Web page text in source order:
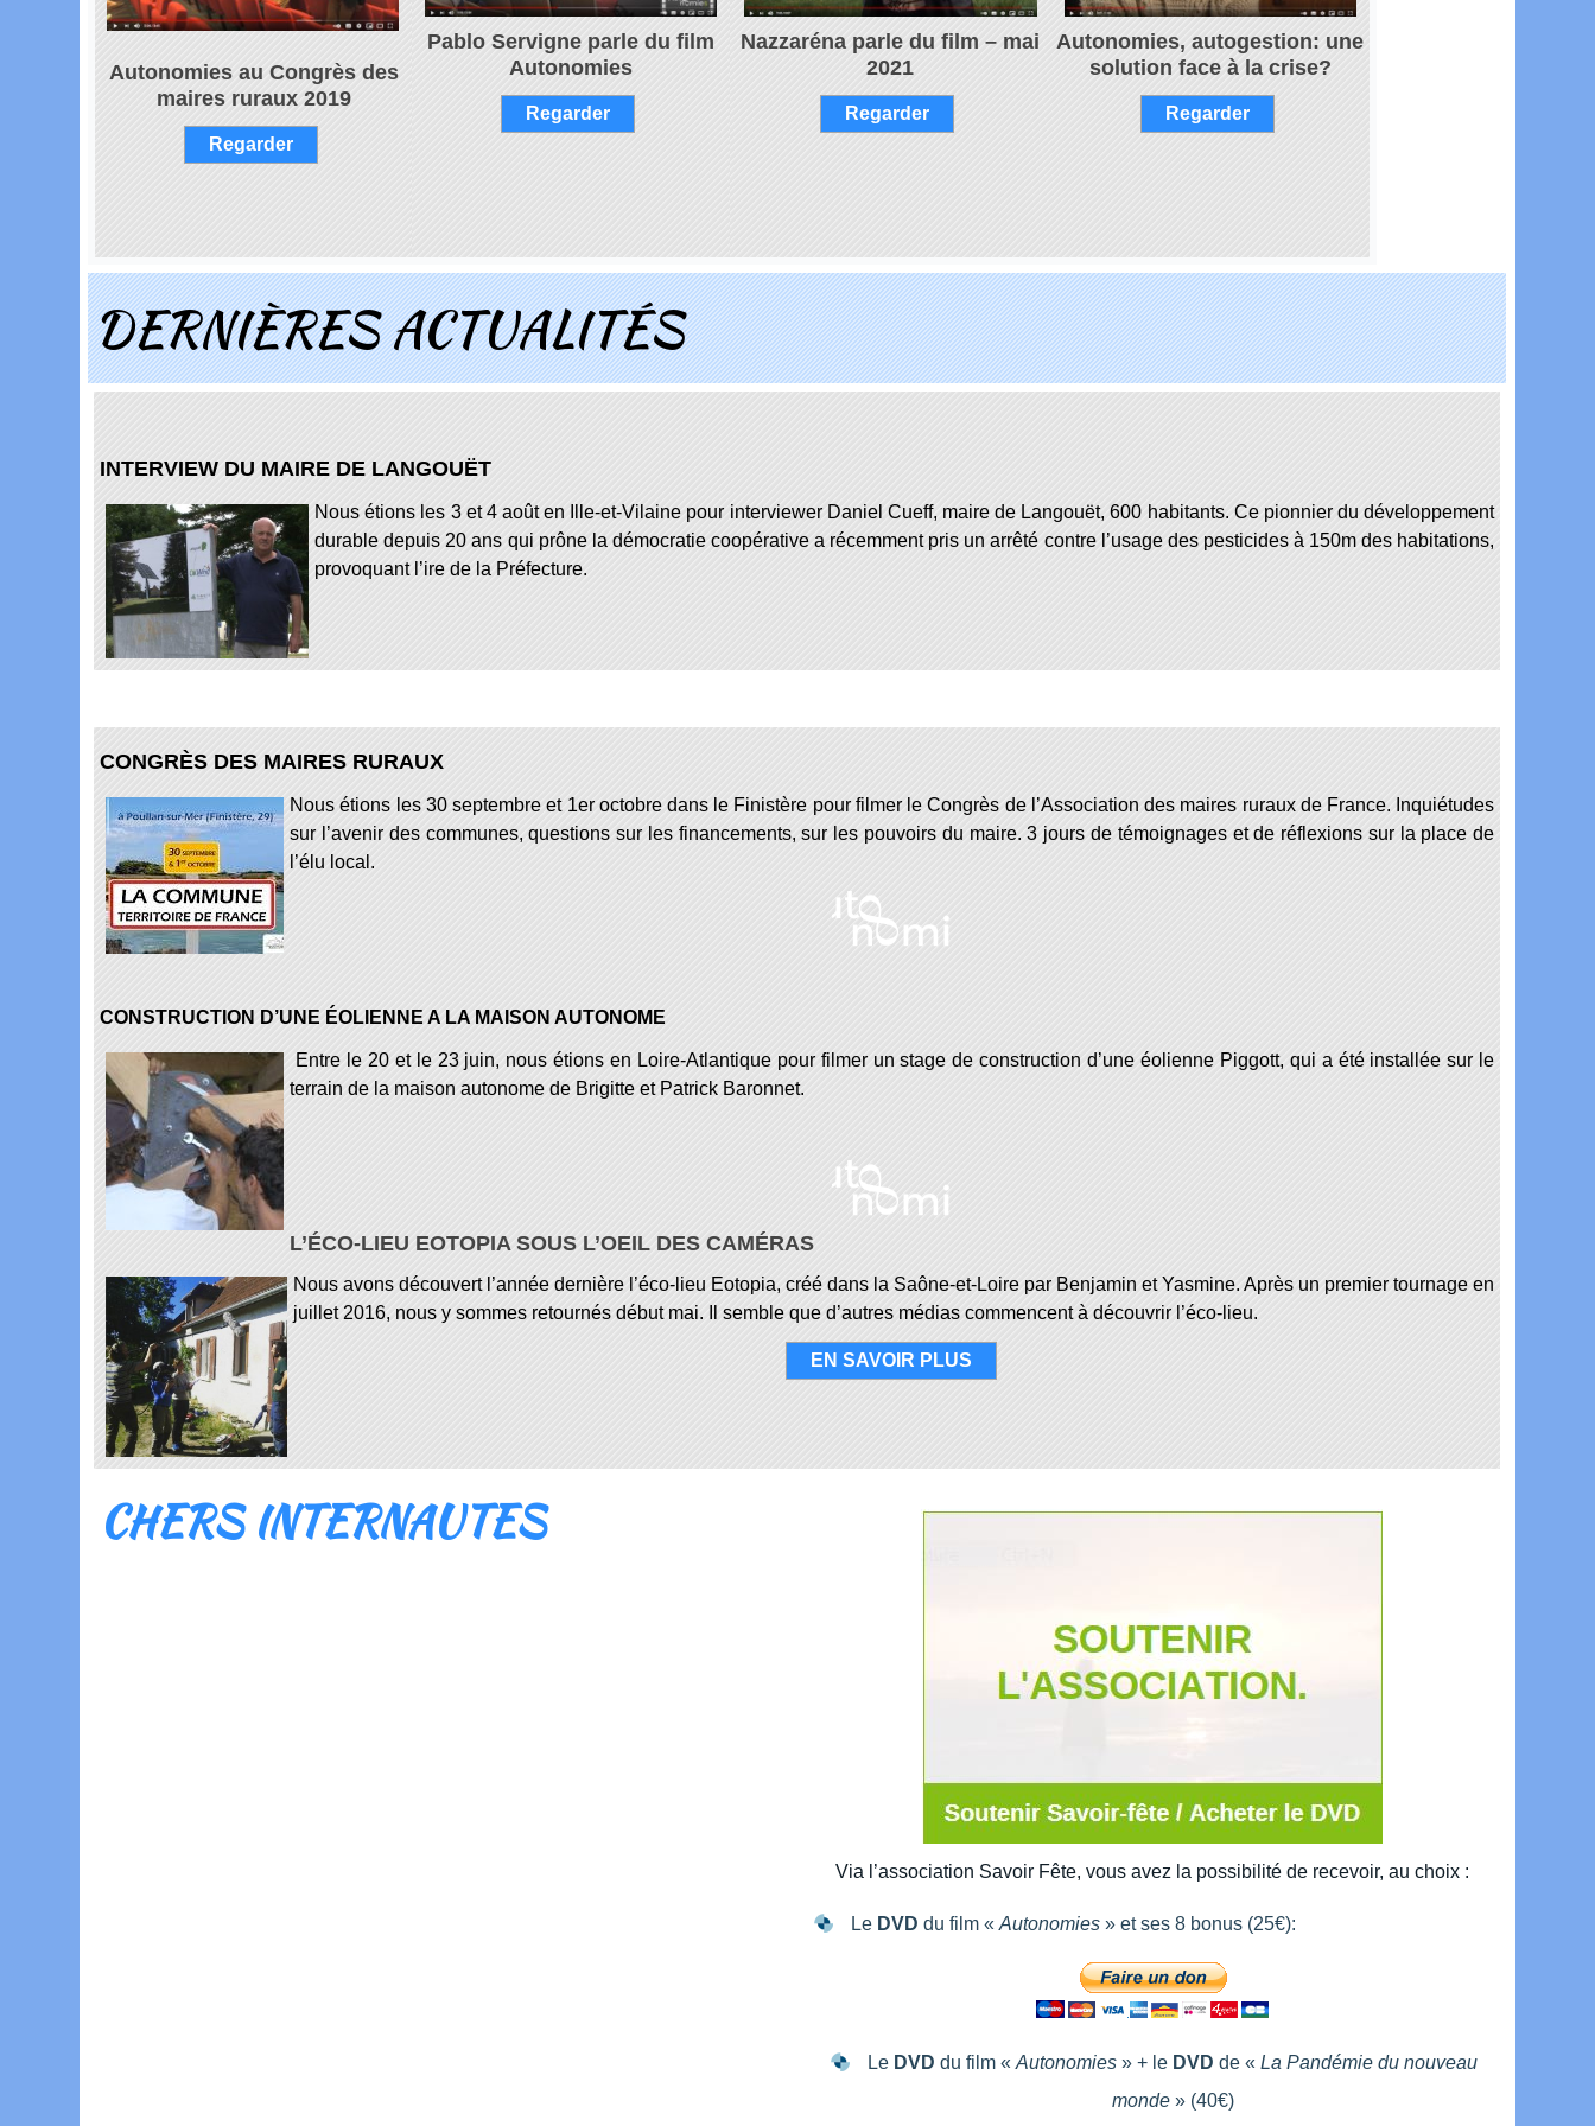
Autonomies au Congrès des
maires ruraux 2019
Regarder
Pablo Servigne parle du film
Autonomies
Regarder
Nazzaréna parle du film – mai
2021
Regarder
Autonomies, autogestion: une
solution face à la crise?
Regarder
DERNIÈRES ACTUALITÉS
INTERVIEW DU MAIRE DE LANGOUËT
Nous étions les 3 et 4 août en Ille-et-Vilaine pour interviewer Daniel Cueff, maire de Langouët, 600 habitants. Ce pionnier du développement
durable depuis 20 ans qui prône la démocratie coopérative a récemment pris un arrêté contre l’usage des pesticides à 150m des habitations,
provoquant l’ire de la Préfecture.
CONGRÈS DES MAIRES RURAUX
Nous étions les 30 septembre et 1er octobre dans le Finistère pour filmer le Congrès de l’Association des maires ruraux de France. Inquiétudes
sur l’avenir des communes, questions sur les financements, sur les pouvoirs du maire. 3 jours de témoignages et de réflexions sur la place de
l’élu local.
CONSTRUCTION D’UNE ÉOLIENNE A LA MAISON AUTONOME
Entre le 20 et le 23 juin, nous étions en Loire-Atlantique pour filmer un stage de construction d’une éolienne Piggott, qui a été installée sur le
terrain de la maison autonome de Brigitte et Patrick Baronnet.
L’ÉCO-LIEU EOTOPIA SOUS L’OEIL DES CAMÉRAS
Nous avons découvert l’année dernière l’éco-lieu Eotopia, créé dans la Saône-et-Loire par Benjamin et Yasmine. Après un premier tournage en
juillet 2016, nous y sommes retournés début mai. Il semble que d’autres médias commencent à découvrir l’éco-lieu.
EN SAVOIR PLUS
CHERS INTERNAUTES
Via l’association Savoir Fête, vous avez la possibilité de recevoir, au choix :
Le DVD du film «Autonomies » et ses 8 bonus (25€):
Le DVD du film «Autonomies » + le DVD de «La Pandémie du nouveau
monde» (40€)